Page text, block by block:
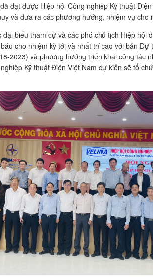
đạt được Hiệp hội Công nghiệp Kỹ thuật
và đưa ra các phương hướng, nhiệm vụ cho
đại biểu tham dự và các phó chủ tịch Hiệp hội
cho nhiệm kỳ tới và nhất trí cao với bản Dự
2023) và phương hướng triển khai công tác
Kỹ thuật Điện Việt Nam dự kiến sẽ tổ